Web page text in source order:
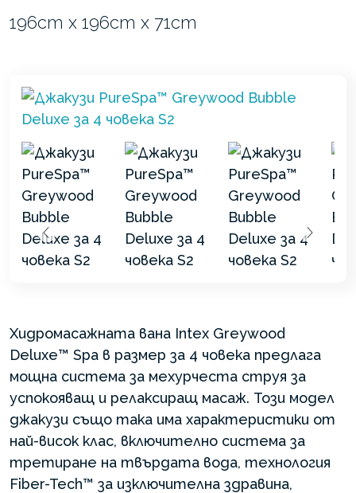
196cm x 196cm x 71cm
Хидромасажната вана Intex Greywood
Deluxe™ Spa в размер за 4 човека предлага
мощна система за мехурчеста струя за
успокояващ и релаксиращ масаж. Този модел
джакузи също така има характеристики от
най-висок клас, включително система за
третиране на твърдата вода, технология
Fiber-Tech™ за изключителна здравина,